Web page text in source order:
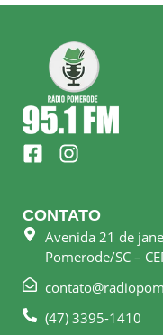
F
a
e
b
o
k
s
I
n
t
a
g
r
a
m
CONTATO
Avenida 21 de
Pomerode/SC –
(47) 3395-1410